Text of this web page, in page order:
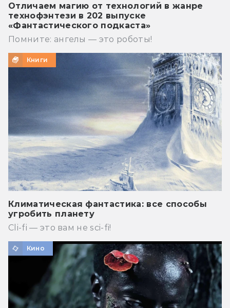
Отличаем магию от технологий в жанре
технофэнтези в 202 выпуске
«Фантастического подкаста»
Помните: ангелы — это роботы!
Книги
Климатическая фантастика: все способы
угробить планету
Cli-fi — это вам не sci-fi!
Кино